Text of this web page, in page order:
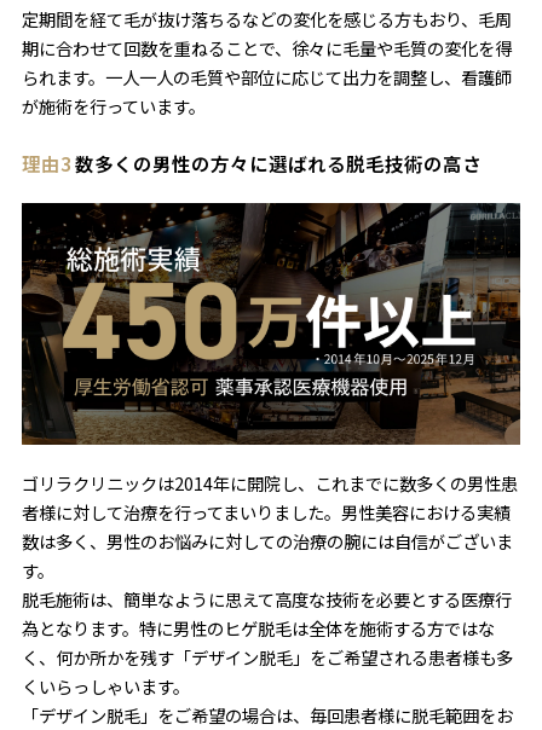
定期間を経て毛が抜け落ちるなどの変化を感じる方もおり、毛周
期に合わせて回数を重ねることで、徐々に毛量や毛質の変化を得
られます。一人一人の毛質や部位に応じて出力を調整し、看護師
が施術を行っています。
理由3数多くの男性の方々に選ばれる脱毛技術の高さ
ゴリラクリニックは2014年に開院し、これまでに数多くの男性患
者様に対して治療を行ってまいりました。男性美容における実績
数は多く、男性のお悩みに対しての治療の腕には自信がございま
す。
脱毛施術は、簡単なように思えて高度な技術を必要とする医療行
為となります。特に男性のヒゲ脱毛は全体を施術する方ではな
く、何か所かを残す「デザイン脱毛」をご希望される患者様も多
くいらっしゃいます。
「デザイン脱毛」をご希望の場合は、毎回患者様に脱毛範囲をお